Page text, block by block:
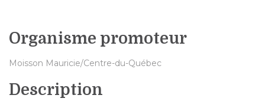
Organisme promoteur
Moisson Mauricie/Centre-du-Québec
Description